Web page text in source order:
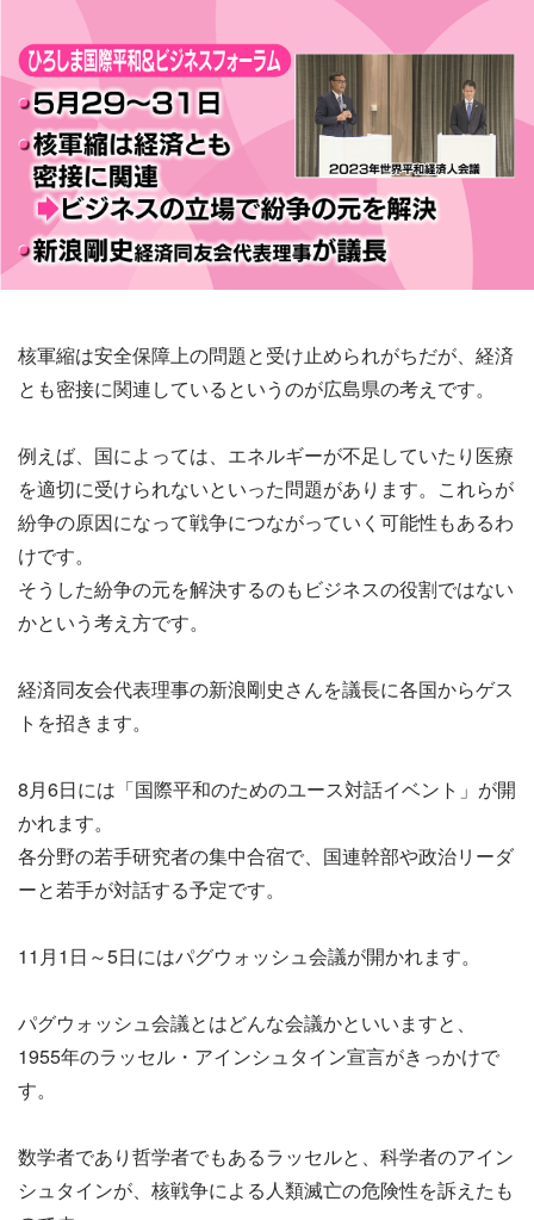
核軍縮は安全保障上の問題と受け止められがちだが、経済
とも密接に関連しているというのが広島県の考えです。
例えば、国によっては、エネルギーが不足していたり医療
を適切に受けられないといった問題があります。これらが
紛争の原因になって戦争につながっていく可能性もあるわ
けです。
そうした紛争の元を解決するのもビジネスの役割ではない
かという考え方です。
経済同友会代表理事の新浪剛史さんを議長に各国からゲス
トを招きます。
8月6日には「国際平和のためのユース対話イベント」が開
かれます。
各分野の若手研究者の集中合宿で、国連幹部や政治リーダ
ーと若手が対話する予定です。
11月1日～5日にはパグウォッシュ会議が開かれます。
パグウォッシュ会議とはどんな会議かといいますと、
1955年のラッセル・アインシュタイン宣言がきっかけで
す。
数学者であり哲学者でもあるラッセルと、科学者のアイン
シュタインが、核戦争による人類滅亡の危険性を訴えたも